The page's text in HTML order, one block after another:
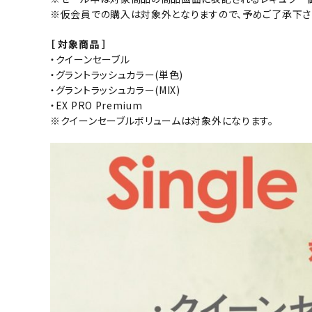
※仮会員での購入は対象外となりますので、予めご了承下さ
［ 対象商品 ］
・クイーンセーブル
・グラントラッシュカラー(単色)
・グラントラッシュカラー(MIX)
・EX PRO Premium
※クイーンセーブルボリュームは対象外になります。